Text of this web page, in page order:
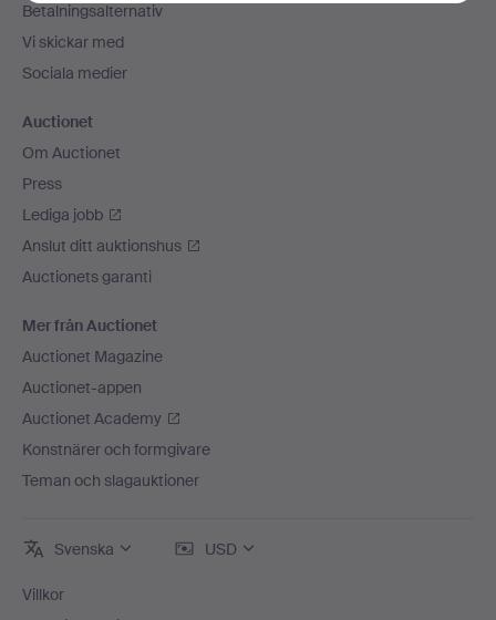
Betalningsalternativ
Vi skickar med
Sociala medier
Auctionet
Om Auctionet
Press
Lediga jobb
Anslut ditt auktionshus
Auctionets garanti
Mer från Auctionet
Auctionet Magazine
Auctionet-appen
Auctionet Academy
Konstnärer och formgivare
Teman och slagauktioner
Svenska USD
Villkor